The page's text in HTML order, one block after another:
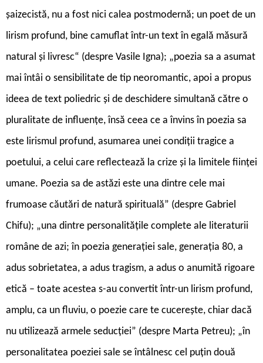
șaizecistă, nu a fost nici calea postmodernă; un poet de un
lirism profund, bine camuflat într-un text în egală măsură
natural și livresc“ (despre Vasile Igna); „poezia sa a asumat
mai întâi o sensibilitate de tip neoromantic, apoi a propus
ideea de text poliedric și de deschidere simultană către o
pluralitate de influențe, însă ceea ce a învins în poezia sa
este lirismul profund, asumarea unei condiții tragice a
poetului, a celui care reflectează la crize și la limitele ființei
umane. Poezia sa de astăzi este una dintre cele mai
frumoase căutări de natură spirituală” (despre Gabriel
Chifu); „una dintre personalitățile complete ale literaturii
române de azi; în poezia generației sale, generația 80, a
adus sobrietatea, a adus tragism, a adus o anumită rigoare
etică – toate acestea s-au convertit într-un lirism profund,
amplu, ca un fluviu, o poezie care te cucerește, chiar dacă
nu utilizează armele seducției” (despre Marta Petreu); „în
personalitatea poeziei sale se întâlnesc cel puțin două